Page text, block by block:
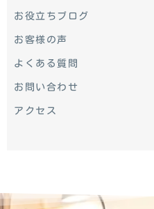
お役立ちブログ
お客様の声
よくある質問
お問い合わせ
アクセス